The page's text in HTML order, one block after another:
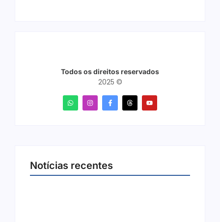
Todos os direitos reservados
2025 ©
Notícias recentes